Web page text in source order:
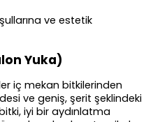
ve estetik
Yuka)
iç mekan bitkilerinden
ve geniş, şerit şeklindeki
iyi bir aydınlatma